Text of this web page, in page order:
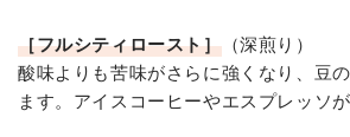
［フルシティロースト］（深煎り）
酸味よりも苦味がさらに強くなり、豆
ます。アイスコーヒーやエスプレッソが